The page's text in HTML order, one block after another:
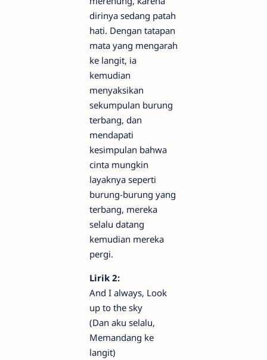
dirinya sedang patah
hati. Dengan tatapan
mata yang mengarah
ke langit, ia
kemudian
menyaksikan
sekumpulan burung
terbang, dan
mendapati
kesimpulan bahwa
cinta mungkin
layaknya seperti
burung-burung yang
terbang, mereka
selalu datang
kemudian mereka
pergi.
Lirik 2:
And I always, Look
up to the sky
(Dan aku selalu,
Memandang ke
langit)